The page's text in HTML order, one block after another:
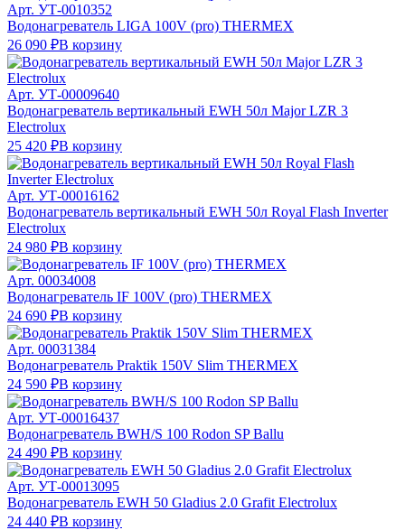
Арт. УТ-0010352
Водонагреватель LIGA 100V (pro) THERMEX
26 090 ₽В корзину
Арт. УТ-00009640
Водонагреватель вертикальный EWH 50л Major LZR 3
Electrolux
25 420 ₽В корзину
Арт. УТ-00016162
Водонагреватель вертикальный EWH 50л Royal Flash Inverter
Electrolux
24 980 ₽В корзину
Арт. 00034008
Водонагреватель IF 100V (pro) THERMEX
24 690 ₽В корзину
Арт. 00031384
Водонагреватель Praktik 150V Slim THERMEX
24 590 ₽В корзину
Арт. УТ-00016437
Водонагреватель BWH/S 100 Rodon SP Ballu
24 490 ₽В корзину
Арт. УТ-00013095
Водонагреватель EWH 50 Gladius 2.0 Grafit Electrolux
24 440 ₽В корзину